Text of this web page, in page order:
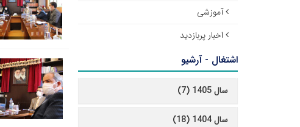
آموزشی
اخبار پربازدید
اشتغال - آرشیو
سال 1405 (7)
سال 1404 (18)